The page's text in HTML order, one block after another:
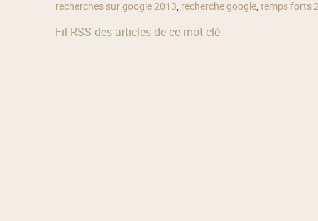
recherches sur google 2013, recherche google, temps forts
Fil RSS des articles de ce mot clé